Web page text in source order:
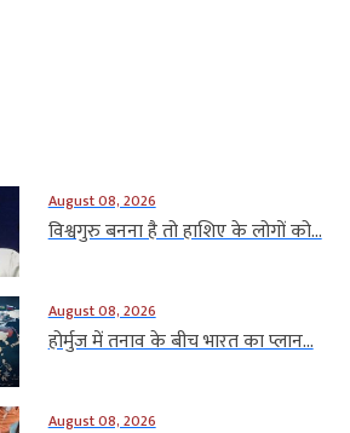
August 08, 2026
विश्वगुरु बनना है तो हाशिए के लोगों को...
August 08, 2026
होर्मुज में तनाव के बीच भारत का प्लान...
August 08, 2026